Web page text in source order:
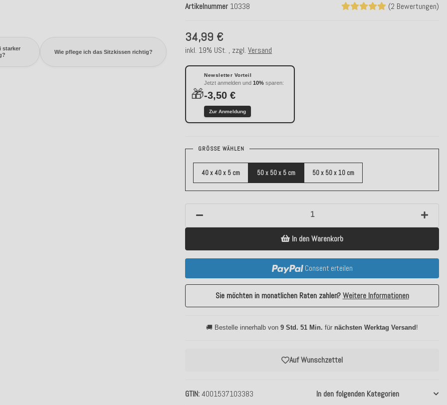
starker
Wie pflege ich das Sitzkissen richtig?
(2 Bewertungen)
Artikelnummer 10338
GTIN 4001537103383 In den folgenden Kategorien
34,99 €
inkl. 19% USt. , zzgl.Versand
🎁
Newsletter Vorteil
Jetzt anmelden und10% sparen:
-3,50 €
Zur Anmeldung
Auf Wunschzettel
GRÖSSE WÄHLEN
40 x 40 x 5 cm 50 x 50 x 5 cm 50 x 50 x 10 cm
In den Warenkorb
Consent erteilen
Sie möchten in monatlichen Raten zahlen?Weitere Informationen
🚚 Bestelle innerhalb von9 Std. 51 Min. für nächsten Werktag Versand !